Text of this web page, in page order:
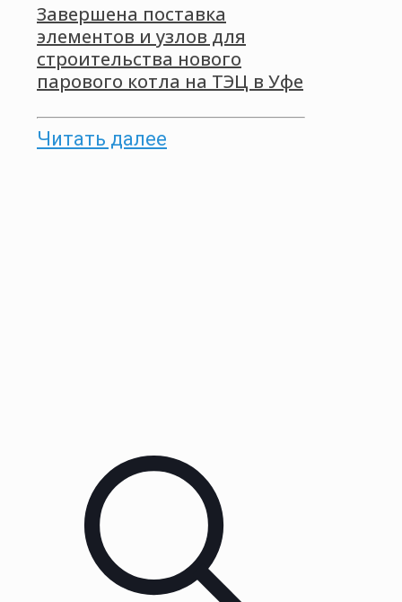
Завершена поставка
элементов и узлов для
строительства нового
парового котла на ТЭЦ в Уфе
Читать далее